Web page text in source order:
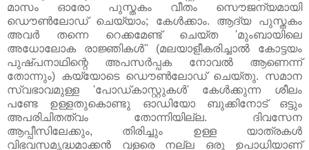
മാസം ഓരോ പുസ്തകം വീതം സൌജന്യമായി
ഡൌണ്‍ലോഡ് ചെയ്യാം; കേള്‍ക്കാം. ആദ്യ പുസ്തകം
അവര്‍ തന്നെ റെക്കമേണ്ട് ചെയ്ത 'മുംബായിലെ
അധോലോക രാജ്ഞികള്‍" (മലയാളീകരിച്ചാല്‍ കോട്ടയം
പുഷ്പനാഥിന്റെ അപസര്‍പ്പക നോവല്‍ ആണെന്ന്
തോന്നും) കയ്യോടെ ഡൌണ്‍ലോഡ് ചെയ്തു. സമാന
സ്വഭാവമുള്ള 'പോഡ്കാസ്റ്റുകള്‍' കേള്‍ക്കുന്ന ശീലം
പണ്ടേ ഉള്ളതുകൊണ്ടു ഓഡിയോ ബുക്കിനോട് ഒട്ടും
അപരിചിതത്വം തോന്നിയില്ല. ദിവസേന
ആപ്പീസിലേക്കും, തിരിച്ചും ഉള്ള യാത്രകള്‍
വിഭവസമൃദ്ധമാക്കന്‍ വളരെ നല്ല ഒരു ഉപാധിയാണ്